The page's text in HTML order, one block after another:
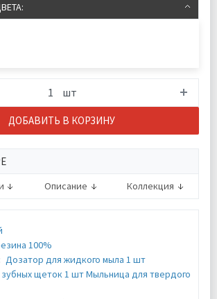
шт
ДОБАВИТЬ В КОРЗИНУ
Описание Коллекция
100%
Дозатор для жидкого мыла 1 шт
зубных щеток 1 шт Мыльница для твердого